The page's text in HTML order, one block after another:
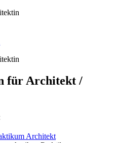
für Architekt /